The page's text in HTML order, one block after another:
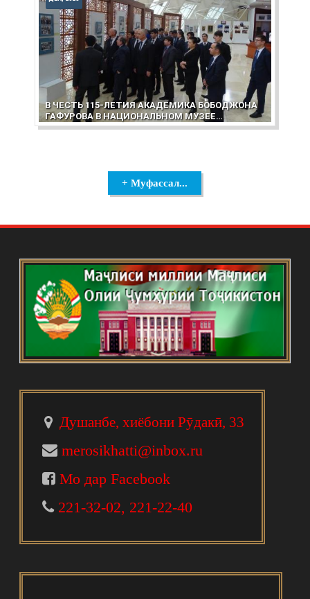
В ЧЕСТЬ 115-ЛЕТИЯ АКАДЕМИКА БОБОДЖОНА
ГАФУРОВА В НАЦИОНАЛЬНОМ МУЗЕЕ
ТАДЖИКИСТАНА ОТКРЫЛАСЬ ВЫСТАВКА
+ Муфассал...
Душанбе, хиёбони Рӯдакӣ, 33
merosikhatti@inbox.ru
Мо дар Facebook
221-32-02, 221-22-40